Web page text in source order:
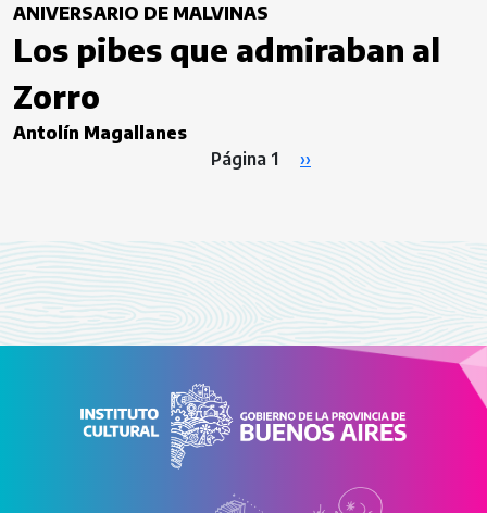
ANIVERSARIO DE MALVINAS
Los pibes que admiraban al
Zorro
Antolín Magallanes
Página 1 Siguiente página
››